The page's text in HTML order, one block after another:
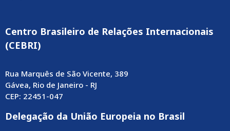
Centro Brasileiro de Relações Internacionais
(CEBRI)
Rua Marquês de São Vicente, 389
Gávea, Rio de Janeiro - RJ
CEP: 22451-047
Delegação da União Europeia no Brasil